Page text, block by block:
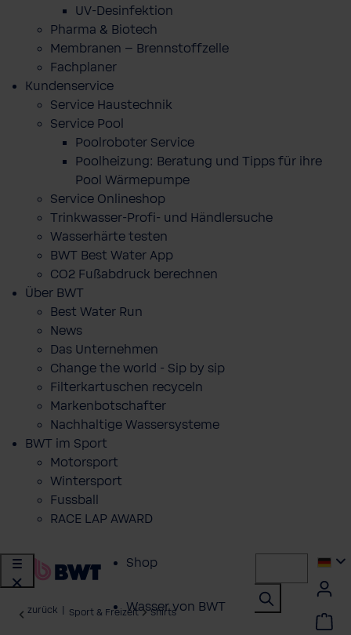
UV-Desinfektion
Pharma & Biotech
Membranen – Brennstoffzelle
Fachplaner
Kundenservice
Service Haustechnik
Service Pool
Poolroboter Service
Poolheizung: Beratung und Tipps für ihre
Pool Wärmepumpe
Service Onlineshop
Trinkwasser-Profi- und Händlersuche
Wasserhärte testen
BWT Best Water App
CO2 Fußabdruck berechnen
Über BWT
Best Water Run
News
Das Unternehmen
Change the world - Sip by sip
Filterkartuschen recyceln
Markenbotschafter
Nachhaltige Wassersysteme
BWT im Sport
Motorsport
Wintersport
Fussball
RACE LAP AWARD
Shop
Wasser von BWT
zurück Sport & Freizeit Shirts